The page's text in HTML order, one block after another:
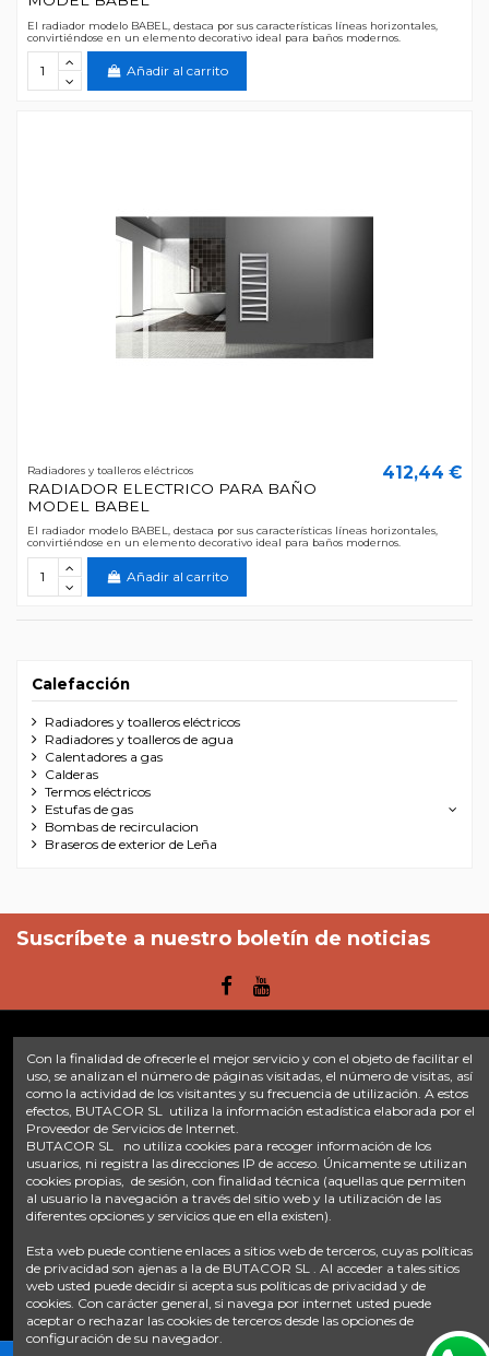
El radiador modelo BABEL, destaca por sus características líneas horizontales,
convirtiéndose en un elemento decorativo ideal para baños modernos.
Añadir al carrito
Radiadores y toalleros eléctricos
RADIADOR ELECTRICO PARA BAÑO
MODEL BABEL
412,44 €
El radiador modelo BABEL, destaca por sus características líneas horizontales,
convirtiéndose en un elemento decorativo ideal para baños modernos.
Añadir al carrito
Calefacción
Radiadores y toalleros eléctricos
Radiadores y toalleros de agua
Calentadores a gas
Calderas
Termos eléctricos
Estufas de gas
Bombas de recirculacion
Braseros de exterior de Leña
Suscríbete a nuestro boletín de noticias
Enlaces
Inicio Sobre nosotros Contacte con nosotros
Aviso legal
Política de privacidad
Tratamiento de datos
Términos y condiciones
Plazos de envío
Contáctanos
638 28 57 85
info@fontacor.com
Con la finalidad de ofrecerle el mejor servicio y con el objeto de facilitar el
uso, se analizan el número de páginas visitadas, el número de visitas, así
como la actividad de los visitantes y su frecuencia de utilización. A estos
efectos, BUTACOR SL utiliza la información estadística elaborada por el
Proveedor de Servicios de Internet.
BUTACOR SL no utiliza cookies para recoger información de los
usuarios, ni registra las direcciones IP de acceso. Únicamente se utilizan
cookies propias, de sesión, con finalidad técnica (aquellas que permiten
al usuario la navegación a través del sitio web y la utilización de las
diferentes opciones y servicios que en ella existen).
Esta web puede contiene enlaces a sitios web de terceros, cuyas políticas
de privacidad son ajenas a la de BUTACOR SL . Al acceder a tales sitios
web usted puede decidir si acepta sus políticas de privacidad y de
cookies. Con carácter general, si navega por internet usted puede
aceptar o rechazar las cookies de terceros desde las opciones de
configuración de su navegador.